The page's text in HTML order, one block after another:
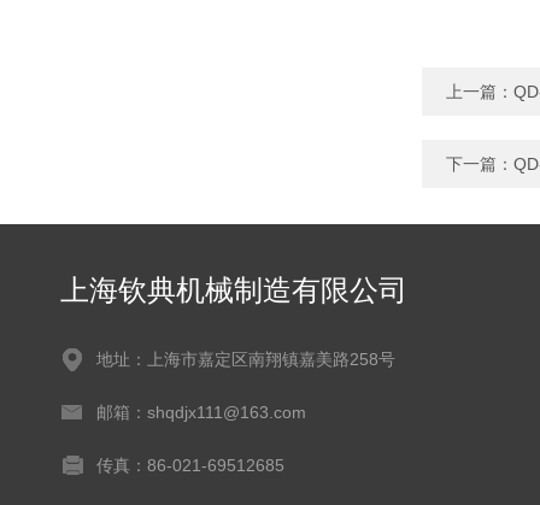
上一篇：
下一篇：
上海钦典机械制造有限公司
地址：上海市嘉定区南翔镇嘉美路258号
邮箱：shqdjx111@163.com
传真：86-021-69512685